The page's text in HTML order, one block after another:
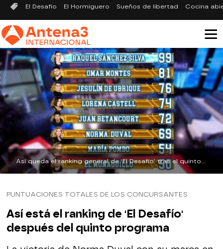
El Desafío El Hormiguero Sueños de libertad Cocina
PUNTUACIONES TOTALES DE LOS CONCURSANTES
Así está el ranking de 'El Desafío'
después del quinto programa
Así queda el ranking general de ‘El Desafío’ tras el quinto programa | antena3.com